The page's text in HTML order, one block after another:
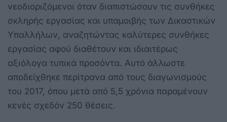
νεοδιοριζόμενοι όταν διαπιστώσουν τις συνθήκες
σκληρής εργασίας και υπαμοιβής των Δικαστικών
Υπαλλήλων, αναζητώντας καλύτερες συνθήκες
εργασίας αφού διαθέτουν και ιδιαιτέρως
αξιόλογα τυπικά προσόντα. Αυτό άλλωστε
αποδείχθηκε περίτρανα από τους διαγωνισμούς
του 2017, όπου μετά από 5,5 χρόνια παραμένουν
κενές σχεδόν 250 θέσεις.